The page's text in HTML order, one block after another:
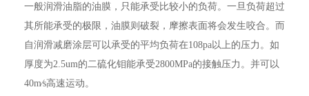
一般润滑油脂的油膜，只能承受比较小的负荷。一旦负荷超过
其所能承受的极限，油膜则破裂，摩擦表面将会发生咬合。而
自润滑减磨涂层可以承受的平均负荷在108pa以上的压力。如
厚度为2.5um的二硫化钼能承受2800MPa的接触压力。并可以
40m∕s高速运动。